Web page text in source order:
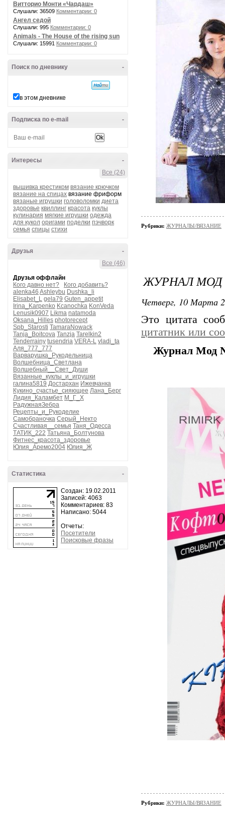
Витторио Монти «Чардаш»
Слушали: 36509 Комментарии: 0
Ангел седой
Слушали: 995 Комментарии: 0
Animals - The House of the rising sun
Слушали: 15991 Комментарии: 0
-
Поиск по дневнику
в этом дневнике
-
Подписка по e-mail
-
Интересы
Все (24)
вышивка крестиком вязание крючком
вязание на спицах вязание фриформ
вязаные игрушки головоломки диета
здоровье квиллинг красота куклы
кулинария мягкие игрушки одежда
для кукол оригами поделки пэчворк
семья спицы стихи
-
Друзья
Все (46)
Друзья оффлайн
Кого давно нет?
Кого добавить?
alenka46 Ashleybu Dushka_li
Elisabet_L gela79 Guten_appetit
Irina_Karpenko Kcanochka KonVeda
Lenusik0907 Likma natamoda
Oksana_Hilles photorecept
Spb_Starosti TamaraNowack
Tanja_Boitcova Tanzja Tarelkin2
Tenderrainy tusendria VERA-L vladi_ta
Аля_777_777
Варварушка_Рукодельница
Волшебница_Светлана
Волшебный__Свет_Души
Вязанные_куклы_и_игрушки
галина5819 Достархан Ижевчанка
Кукино_счастье_сияющее Лана_Берг
Лидия_Каламбет М_Г_Х
РадужнаяЗебра
Рецепты_и_Рукоделие
Самобраночка Серый_Некто
Счастливая__семья Таня_Одесса
ТАТИК_222 Татьяна_Болтунова
Фитнес_красота_здоровье
Юлия_Аремо2004 Юлия_Ж
-
Статистика
Создан: 19.02.2011
Записей: 4063
Комментариев: 83
Написано: 5044
Отчеты:
Посетители
Поисковые фразы
Рубрики: ЖУРНАЛЫ/ВЯЗАНИЕ
ЖУРНАЛ МОД
Четверг, 10 Марта
Это цитата
цитатник или
Журнал Мод
Рубрики: ЖУРНАЛЫ/ВЯЗАНИЕ